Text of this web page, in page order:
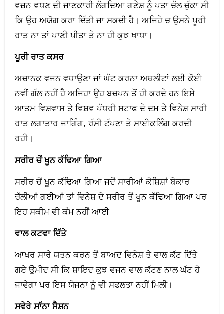
ਵਜ਼ਨ ਵਧਣ ਦੀ ਜਾਣਕਾਰੀ ਲੱਗਦਿਆ ਗਣੇਸ਼ ਨੂੰ ਪਤਾ ਚੱਲ ਚੁੱਕਾ ਸੀ
ਕਿ ਉਹ ਅਯੋਗ ਕਰਾ ਦਿੱਤੀ ਜਾ ਸਕਦੀ ਹੈ। ਅਜਿਹੇ ਚ ਉਸਨੇ ਪੂਰੀ
ਰਾਤ ਨਾ ਤਾਂ ਪਾਣੀ ਪੀਤਾ ਤੇ ਨਾ ਹੀ ਕੁਝ ਖਾਧਾ।
ਪੂਰੀ ਰਾਤ ਕਸਰ
ਅਚਾਨਕ ਵਜਨ ਵਧਾਉਣਾ ਜਾਂ ਘੱਟ ਕਰਨਾ ਅਥਲੀਟਾਂ ਲਈ ਕੋਈ
ਨਵੀਂ ਗੱਲ ਨਹੀਂ ਹੈ ਅਜਿਹਾ ਉਹ ਬਚਪਨ ਤੋਂ ਹੀ ਕਰਦੇ ਹਨ ਇਸੇ
ਆਤਮ ਵਿਸ਼ਵਾਸ ਤੇ ਵਿਸ਼ਵ ਪੱਧਰੀ ਸਟਾਫ ਦੇ ਦਮ ਤੇ ਵਿਨੇਸ਼ ਸਾਰੀ
ਰਾਤ ਲਗਾਤਾਰ ਜਾਗਿੰਗ, ਰੱਸੀ ਟੱਪਣਾ ਤੇ ਸਾਈਕਲਿੰਗ ਕਰਦੀ
ਰਹੀ।
ਸਰੀਰ ਚੋਂ ਖੂਨ ਕੱਢਿਆ ਗਿਆ
ਸਰੀਰ ਚੋਂ ਖੂਨ ਕੱਢਿਆ ਗਿਆ ਜਦੋਂ ਸਾਰੀਆਂ ਕੋਸ਼ਿਸ਼ਾਂ ਬੇਕਾਰ
ਚੱਲੀਆਂ ਗਈਆਂ ਤਾਂ ਵਿਨੇਸ਼ ਦੇ ਸਰੀਰ ਤੋਂ ਖੂਨ ਕੱਢਿਆ ਗਿਆ ਪਰ
ਇਹ ਸਕੀਮ ਵੀ ਕੰਮ ਨਹੀਂ ਆਈ
ਵਾਲ ਕਟਵਾ ਦਿੱਤੇ
ਆਖਰ ਸਾਰੇ ਯਤਨ ਕਰਨ ਤੋਂ ਬਾਅਦ ਵਿਨੇਸ਼ ਤੇ ਵਾਲ ਕੱਟ ਦਿੱਤੇ
ਗਏ ਉਮੀਦ ਸੀ ਕਿ ਸ਼ਾਇਦ ਕੁਝ ਵਜਨ ਵਾਲ ਕੱਟਣ ਨਾਲ ਘੱਟ ਹੋ
ਜਾਵੇਗਾ ਪਰ ਇਸ ਯੋਜਨਾ ਨੂੰ ਵੀ ਸਫਲਤਾ ਨਹੀਂ ਮਿਲੀ।
ਸਵੇਰੇ ਸਾੱਨਾ ਸੈਸ਼ਨ